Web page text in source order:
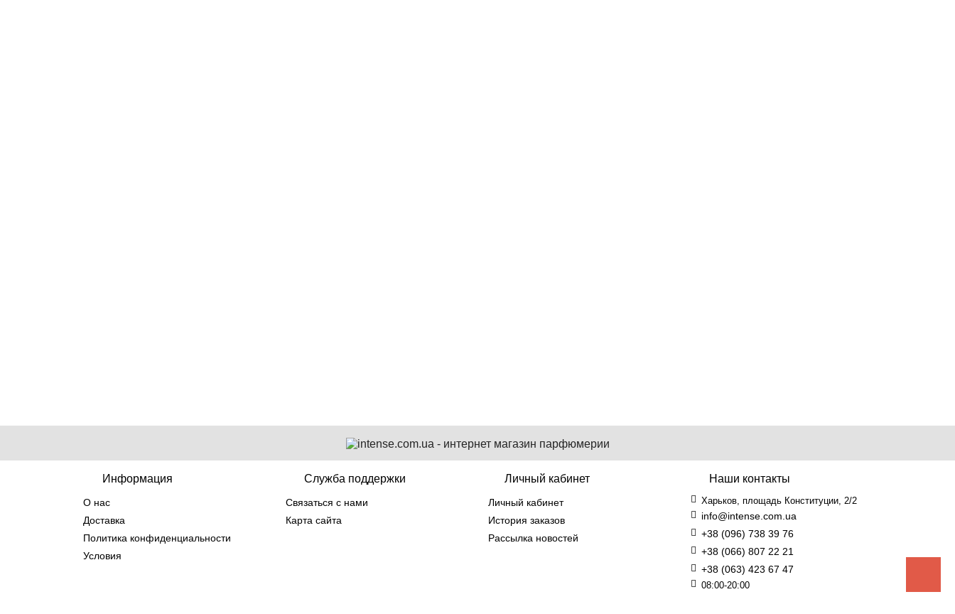
Информация
О нас
Доставка
Политика конфиденциальности
Условия
Служба поддержки
Связаться с нами
Карта сайта
Личный кабинет
Личный кабинет
История заказов
Рассылка новостей
Наши контакты
Харьков, площадь Конституции, 2/2
info@intense.com.ua
+38 (096) 738 39 76
+38 (066) 807 22 21
+38 (063) 423 67 47
08:00-20:00